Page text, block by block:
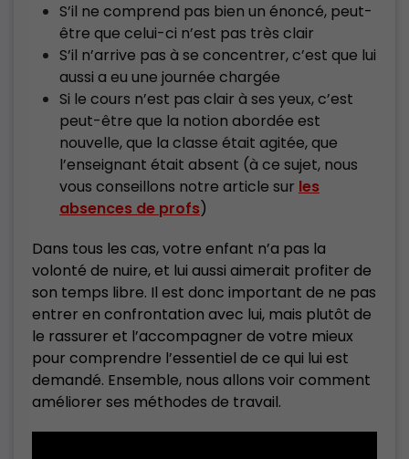
S’il ne comprend pas bien un énoncé, peut-
être que celui-ci n’est pas très clair
S’il n’arrive pas à se concentrer, c’est que lui
aussi a eu une journée chargée
Si le cours n’est pas clair à ses yeux, c’est
peut-être que la notion abordée est
nouvelle, que la classe était agitée, que
l’enseignant était absent (à ce sujet, nous
vous conseillons notre article sur les
absences de profs)
Dans tous les cas, votre enfant n’a pas la
volonté de nuire, et lui aussi aimerait profiter de
son temps libre. Il est donc important de ne pas
entrer en confrontation avec lui, mais plutôt de
le rassurer et l’accompagner de votre mieux
pour comprendre l’essentiel de ce qui lui est
demandé. Ensemble, nous allons voir comment
améliorer ses méthodes de travail.